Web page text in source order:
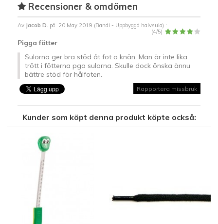
Recensioner & omdömen
Av Jacob D. på 20 May 2019 (Bandi - Uppbyggd halvsula) :
(4/5)
Pigga fötter
Sulorna ger bra stöd åt fot o knän. Man är inte lika
trött i fötterna pga sulorna. Skulle dock önska ännu
bättre stöd för hålfoten.
Rapportera missbruk
Kunder som köpt denna produkt köpte också: